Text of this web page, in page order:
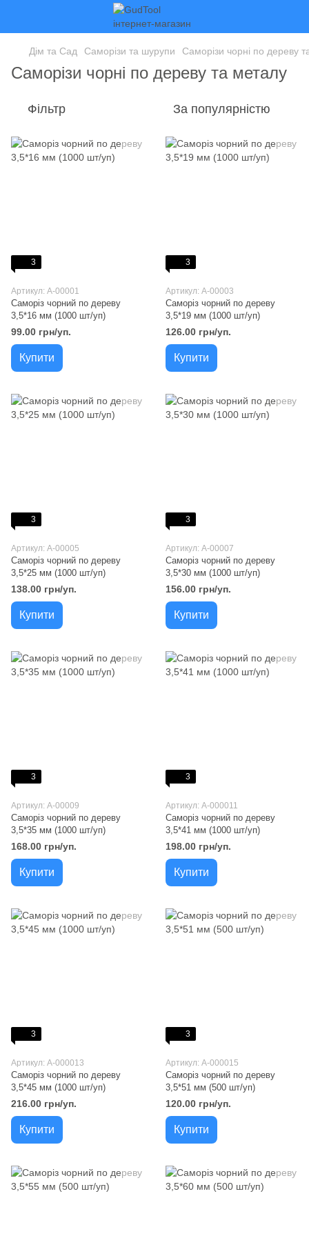
Дім та Сад Саморізи та шурупи Саморізи чорні по дереву
Саморізи чорні по дереву та металу
Фільтр За популярністю
3
Артикул: A-00001
Саморіз чорний по дереву
3,5*16 мм (1000 шт/уп)
99.00 грн/уп.
Купити
3
Артикул: A-00003
Саморіз чорний по дереву
3,5*19 мм (1000 шт/уп)
126.00 грн/уп.
Купити
3
Артикул: A-00005
Саморіз чорний по дереву
3,5*25 мм (1000 шт/уп)
138.00 грн/уп.
Купити
3
Артикул: A-00007
Саморіз чорний по дереву
3,5*30 мм (1000 шт/уп)
156.00 грн/уп.
Купити
3
Артикул: A-00009
Саморіз чорний по дереву
3,5*35 мм (1000 шт/уп)
168.00 грн/уп.
Купити
3
Артикул: A-000011
Саморіз чорний по дереву
3,5*41 мм (1000 шт/уп)
198.00 грн/уп.
Купити
3
Артикул: A-000013
Саморіз чорний по дереву
3,5*45 мм (1000 шт/уп)
216.00 грн/уп.
Купити
3
Артикул: A-000015
Саморіз чорний по дереву
3,5*51 мм (500 шт/уп)
120.00 грн/уп.
Купити